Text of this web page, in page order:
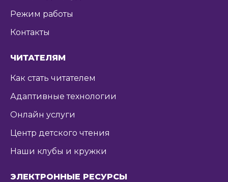
Режим работы
Контакты
ЧИТАТЕЛЯМ
Как стать читателем
Адаптивные технологии
Онлайн услуги
Центр детского чтения
Наши клубы и кружки
ЭЛЕКТРОННЫЕ РЕСУРСЫ